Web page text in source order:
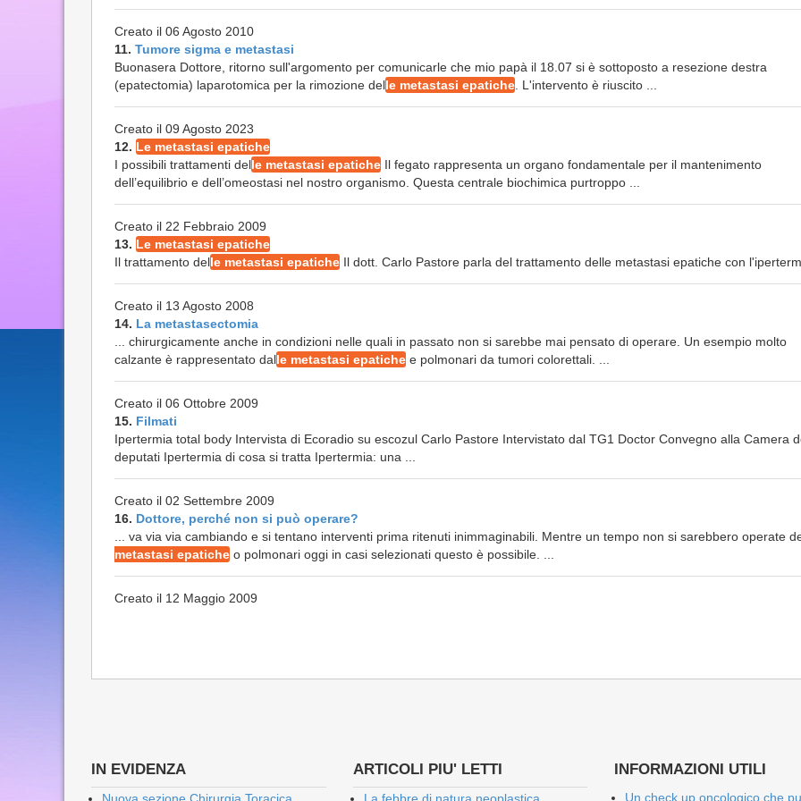
Creato il 06 Agosto 2010
11. Tumore sigma e metastasi
Buonasera Dottore, ritorno sull'argomento per comunicarle che mio papà il 18.07 si è sottoposto a resezione destra
(epatectomia) laparotomica per la rimozione delle metastasi epatiche . L'intervento è riuscito ...
Creato il 09 Agosto 2023
12. Le metastasi epatiche
I possibili trattamenti delle metastasi epatiche Il fegato rappresenta un organo fondamentale per il mantenimento
dell’equilibrio e dell’omeostasi nel nostro organismo. Questa centrale biochimica purtroppo ...
Creato il 22 Febbraio 2009
13. Le metastasi epatiche
Il trattamento delle metastasi epatiche Il dott. Carlo Pastore parla del trattamento delle metastasi epatiche con
Creato il 13 Agosto 2008
14. La metastasectomia
... chirurgicamente anche in condizioni nelle quali in passato non si sarebbe mai pensato di operare. Un esempio molto
calzante è rappresentato dalle metastasi epatiche e polmonari da tumori colorettali. ...
Creato il 06 Ottobre 2009
15. Filmati
Ipertermia total body Intervista di Ecoradio su escozul Carlo Pastore Intervistato dal TG1 Doctor Convegno alla Camera
deputati Ipertermia di cosa si tratta Ipertermia: una ...
Creato il 02 Settembre 2009
16. Dottore, perché non si può operare?
... va via via cambiando e si tentano interventi prima ritenuti inimmaginabili. Mentre un tempo non si sarebbero operate
metastasi epatiche o polmonari oggi in casi selezionati questo è possibile. ...
Creato il 12 Maggio 2009
IN EVIDENZA ARTICOLI PIU' LETTI INFORMAZIONI UTILI
Un check up oncologico che